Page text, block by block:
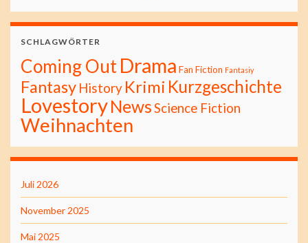
SCHLAGWÖRTER
Coming OutDrama Fan Fiction Fantasiy
Fantasy History Krimi Kurzgeschichte
LovestoryNewsScience Fiction
Weihnachten
Juli 2026
November 2025
Mai 2025